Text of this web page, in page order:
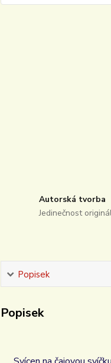
Autorská tvorba
Jedinečnost
Popisek
Popisek